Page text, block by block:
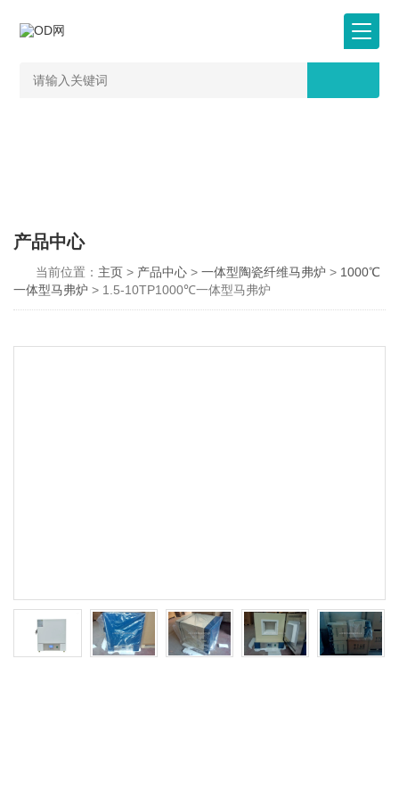
产品中心
当前位置： 主页> 产品中心 >一体型陶瓷纤维马弗炉 > 1000℃
一体型马弗炉 > 1.5-10TP1000℃一体型马弗炉